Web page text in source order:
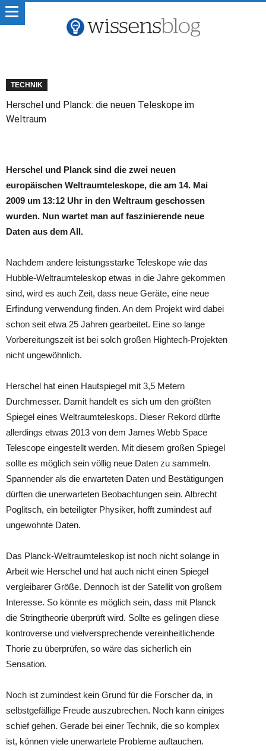
TECHNIK
Herschel und Planck: die neuen Teleskope im
Weltraum
Herschel und Planck sind die zwei neuen
europäischen Weltraumteleskope, die am 14. Mai
2009 um 13:12 Uhr in den Weltraum geschossen
wurden. Nun wartet man auf faszinierende neue
Daten aus dem All.
Nachdem andere leistungsstarke Teleskope wie das
Hubble-Weltraumteleskop etwas in die Jahre gekommen
sind, wird es auch Zeit, dass neue Geräte, eine neue
Erfindung verwendung finden. An dem Projekt wird dabei
schon seit etwa 25 Jahren gearbeitet. Eine so lange
Vorbereitungszeit ist bei solch großen Hightech-Projekten
nicht ungewöhnlich.
Herschel hat einen Hautspiegel mit 3,5 Metern
Durchmesser. Damit handelt es sich um den größten
Spiegel eines Weltraumteleskops. Dieser Rekord dürfte
allerdings etwas 2013 von dem James Webb Space
Telescope eingestellt werden. Mit diesem großen Spiegel
sollte es möglich sein völlig neue Daten zu sammeln.
Spannender als die erwarteten Daten und Bestätigungen
dürften die unerwarteten Beobachtungen sein. Albrecht
Poglitsch, ein beteiligter Physiker, hofft zumindest auf
ungewohnte Daten.
Das Planck-Weltraumteleskop ist noch nicht solange in
Arbeit wie Herschel und hat auch nicht einen Spiegel
vergleibarer Größe. Dennoch ist der Satellit von großem
Interesse. So könnte es möglich sein, dass mit Planck
die Stringtheorie überprüft wird. Sollte es gelingen diese
kontroverse und vielversprechende vereinheitlichende
Thorie zu überprüfen, so wäre das sicherlich ein
Sensation.
Noch ist zumindest kein Grund für die Forscher da, in
selbstgefällige Freude auszubrechen. Noch kann einiges
schief gehen. Gerade bei einer Technik, die so komplex
ist, können viele unerwartete Probleme auftauchen.